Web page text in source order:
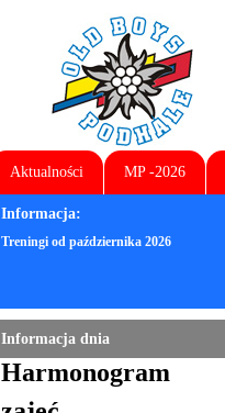
Aktualności MP -2026
Informacja:
Treningi od października 2026
Informacja dnia
Harmonogram